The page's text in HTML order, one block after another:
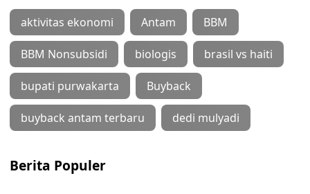
aktivitas ekonomi Antam BBM
BBM Nonsubsidi biologis brasil vs haiti
bupati purwakarta Buyback
buyback antam terbaru dedi mulyadi
Berita Populer